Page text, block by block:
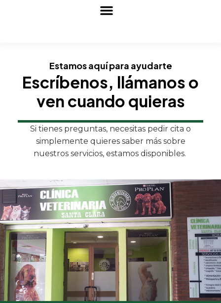
Estamos aquí para ayudarte
Escríbenos, llámanos o
ven cuando quieras
Si tienes preguntas, necesitas pedir cita o
simplemente quieres saber más sobre
nuestros servicios, estamos disponibles.